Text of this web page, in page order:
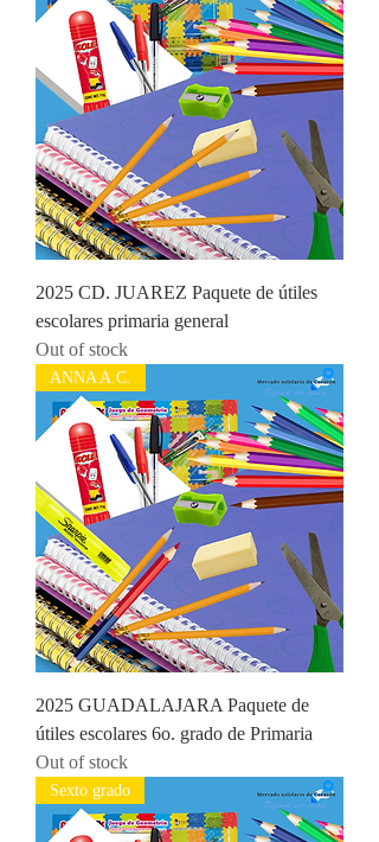
2025 CD. JUAREZ Paquete de útiles
escolares primaria general
Out of stock
ANNA A.C.
2025 GUADALAJARA Paquete de
útiles escolares 6o. grado de Primaria
Out of stock
Sexto grado